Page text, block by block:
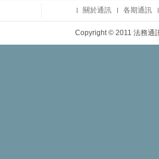
關於通訊 各期通訊
Copyright © 2011 法務